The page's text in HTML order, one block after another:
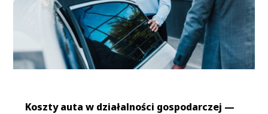
Koszty auta w działalności gospodarczej —